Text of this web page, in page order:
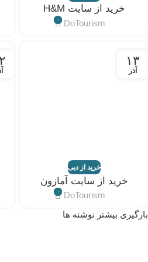
خرید از سایت H&M
DoTourism ۰
۱۳
آذر
خرید از دبی
خرید از سایت آمازون
DoTourism ۰
بارگیری بیشتر نوشته ها